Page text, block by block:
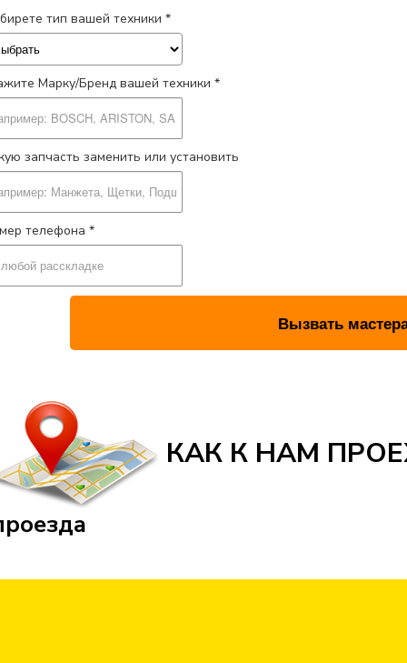
тип вашей техники *
Марку/Бренд вашей техники *
запчасть заменить или установить
телефона *
КАК К НАМ